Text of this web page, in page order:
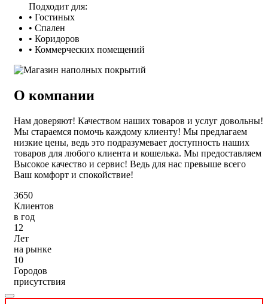
Подходит для:
• Гостиных
• Спален
• Коридоров
• Коммерческих помещений
О компании
Нам доверяют! Качеством наших товаров и услуг довольны!
Мы стараемся помочь каждому клиенту! Мы предлагаем
низкие цены, ведь это подразумевает доступность наших
товаров для любого клиента и кошелька. Мы предоставляем
Высокое качество и сервис! Ведь для нас превыше всего
Ваш комфорт и спокойствие!
3650
Клиентов
в год
12
Лет
на рынке
10
Городов
присутствия